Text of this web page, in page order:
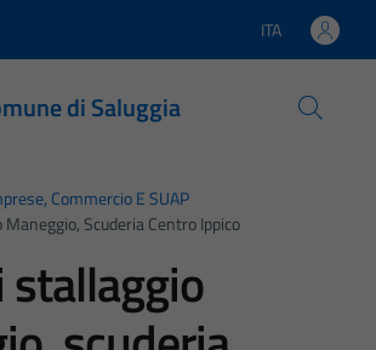
Lingua attiva:
ITA
di Saluggia
Commercio E SUAP
Maneggio, Scuderia Centro Ippico
stallaggio